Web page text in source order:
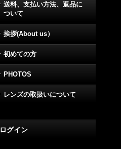
送料、支払い方法、返品に
ついて
挨拶(About us）
初めての方
PHOTOS
レンズの取扱いについて
ログイン